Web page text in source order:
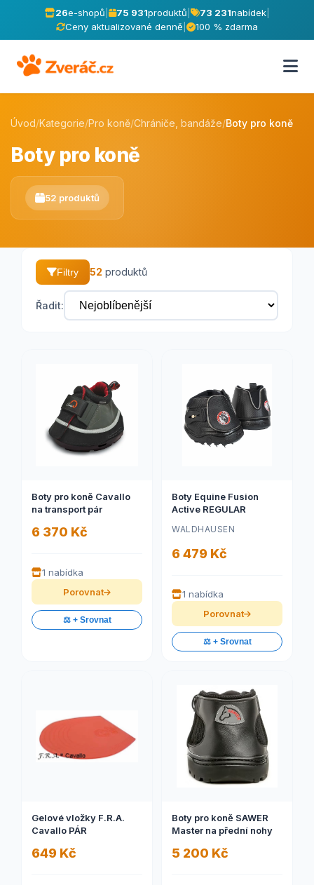
26e-shopů 75 931produktů 73 231nabídek|
Ceny aktualizované denně
100 % zdarma
Úvod/Kategorie/Pro koně/Chrániče, bandáže/Boty pro koně
Boty pro koně
52 produktů
Filtry 52 produktů
Řadit:
Boty pro koně Cavallo
na transport pár
6 370 Kč
1 nabídka
Porovnat
⚖️ + Srovnat
Boty Equine Fusion
Active REGULAR
WALDHAUSEN
6 479 Kč
1 nabídka
Porovnat
⚖️ + Srovnat
Gelové vložky F.R.A.
Cavallo PÁR
649 Kč
Boty pro koně SAWER
Master na přední nohy
5 200 Kč